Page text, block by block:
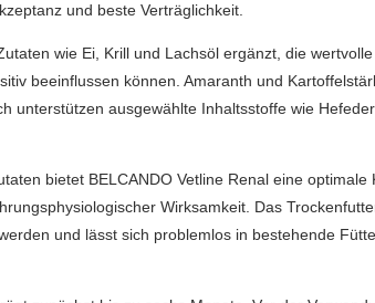
und beste Verträglichkeit.
wie Ei, Krill und Lachsöl ergänzt, die
beeinflussen können. Amaranth und
unterstützen ausgewählte Inhaltsstoffe wie
bietet BELCANDO Vetline Renal eine optimale
Wirksamkeit. Das
und lässt sich problemlos in bestehende